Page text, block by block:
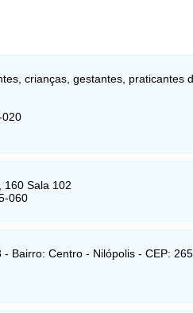
crianças, gestantes, praticantes
020
160 Sala 102
060
Bairro: Centro - Nilópolis - CEP: